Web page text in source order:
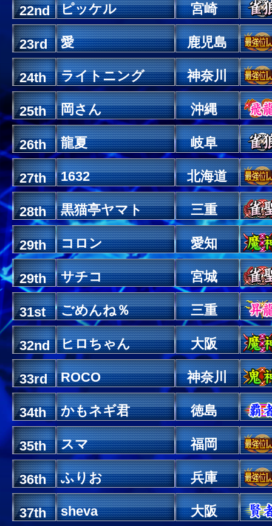
22nd ピッケル 宮崎
23rd 愛 鹿児島
24th ライトニング 神奈川
25th 岡さん 沖縄
26th 龍夏 岐阜
27th 1632 北海道
28th 黒猫亭ヤマト 三重
29th コロン 愛知
29th サチコ 宮城
31st ごめんね％ 三重
32nd ヒロちゃん 大阪
33rd ROCO 神奈川
34th かもネギ君 徳島
35th スマ 福岡
36th ふりお 兵庫
37th sheva 大阪